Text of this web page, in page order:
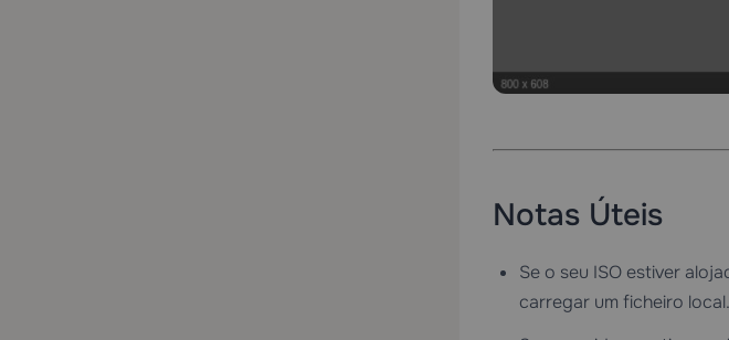
Notas Úteis
Se o seu ISO estiver
carregar um ficheiro local.